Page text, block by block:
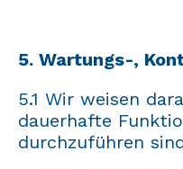
5. Wartungs-,
5.1 Wir weisen
dauerhafte
durchzuführen